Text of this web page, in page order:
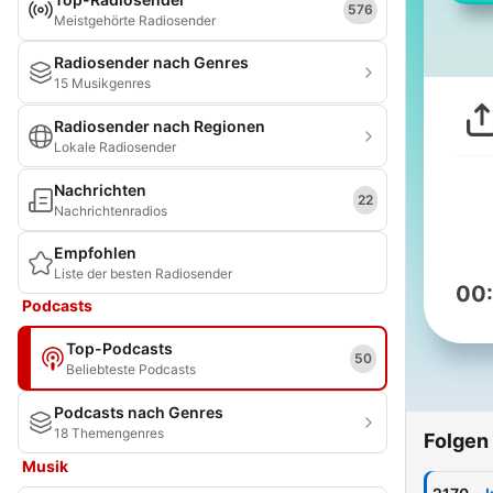
Meistgehörte Radiosender
576
Radiosender nach Genres
15 Musikgenres
Radiosender nach Regionen
Lokale Radiosender
Nachrichten
Nachrichtenradios
22
Empfohlen
Liste der besten Radiosender
Podcasts
Top-Podcasts
Beliebteste Podcasts
50
Podcasts nach Genres
18 Themengenres
Musik
Folgen